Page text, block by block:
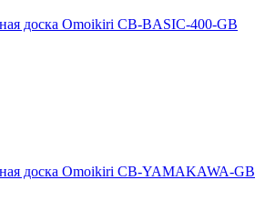
доска Omoikiri CB-BASIC-400-GB
доска Omoikiri CB-YAMAKAWA-GB